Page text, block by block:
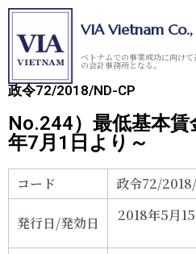
VIA Vietnam
ベトナムでの事業成功に向け
の会計事務所となる。
政令72/2018/ND-CP
No.244）最低基本
年7月1日より～
コード 政令72/
発行日/発効日 2018年5月